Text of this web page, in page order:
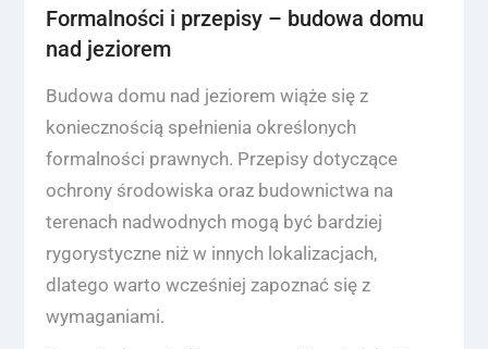
Formalności i przepisy – budowa domu
nad jeziorem
Budowa domu nad jeziorem wiąże się z
koniecznością spełnienia określonych
formalności prawnych. Przepisy dotyczące
ochrony środowiska oraz budownictwa na
terenach nadwodnych mogą być bardziej
rygorystyczne niż w innych lokalizacjach,
dlatego warto wcześniej zapoznać się z
wymaganiami.